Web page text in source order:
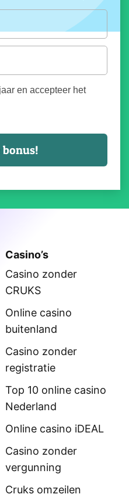
en accepteer het
Casino’s
Casino zonder
CRUKS
Online casino
buitenland
Casino zonder
registratie
Top 10 online casino
Nederland
Online casino iDEAL
Casino zonder
vergunning
Cruks omzeilen